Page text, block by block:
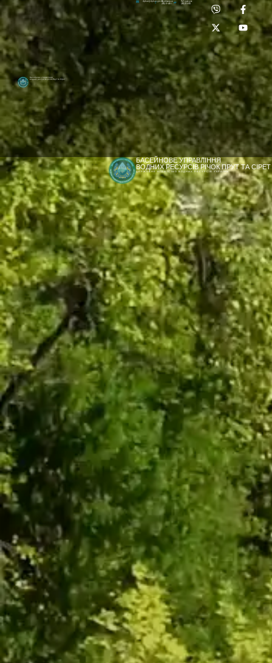
[newyear_garland]
Басейнове управління
водних ресурсів річок Прут та Сірет
Лабораторія:
(0372) 53-92-00
dpbuvr@dpbuvr.gov.uaПриймальня:
(0372) 51-14-56
БАСЕЙНОВЕ УПРАВЛІННЯ
ВОДНИХ РЕСУРСІВ РІЧОК ПРУТ ТА СІРЕТ
ДЕРЖАВНЕ АГЕНТСТВО ВОДНИХ РЕСУРСІВ УКРАЇНИ